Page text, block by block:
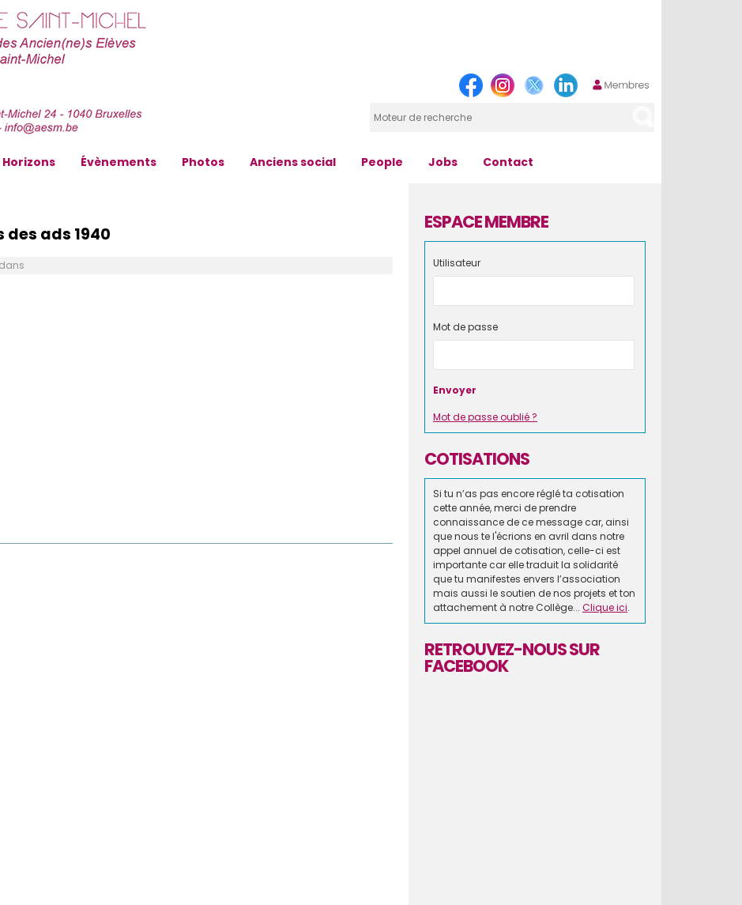
Horizons Évènements Photos Anciens social People Jobs Contact
des ads 1940
ESPACE MEMBRE
Utilisateur
Mot de passe
Mot de passe oublié ?
COTISATIONS
Si tu n’as pas encore réglé ta cotisation
cette année, merci de prendre
connaissance de ce message car, ainsi
que nous te l'écrions en avril dans notre
appel annuel de cotisation, celle-ci est
importante car elle traduit la solidarité
que tu manifestes envers l’association
mais aussi le soutien de nos projets et ton
attachement à notre Collège... Clique ici.
RETROUVEZ-NOUS SUR
FACEBOOK